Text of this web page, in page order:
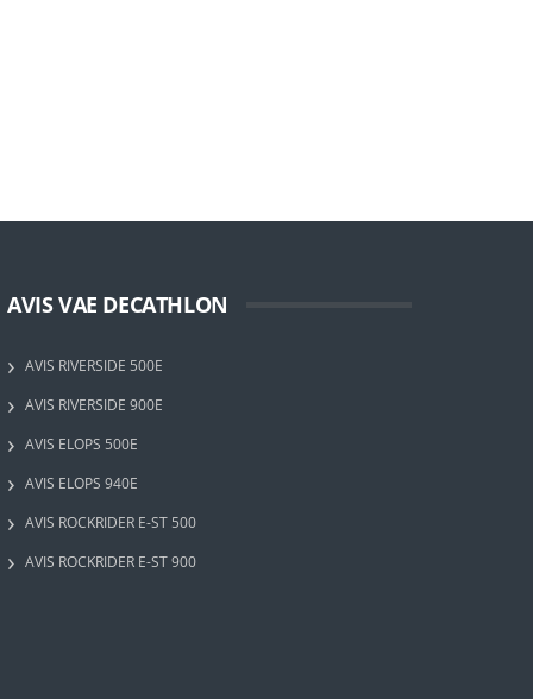
AVIS VAE DECATHLON
AVIS RIVERSIDE 500E
AVIS RIVERSIDE 900E
AVIS ELOPS 500E
AVIS ELOPS 940E
AVIS ROCKRIDER E-ST 500
AVIS ROCKRIDER E-ST 900